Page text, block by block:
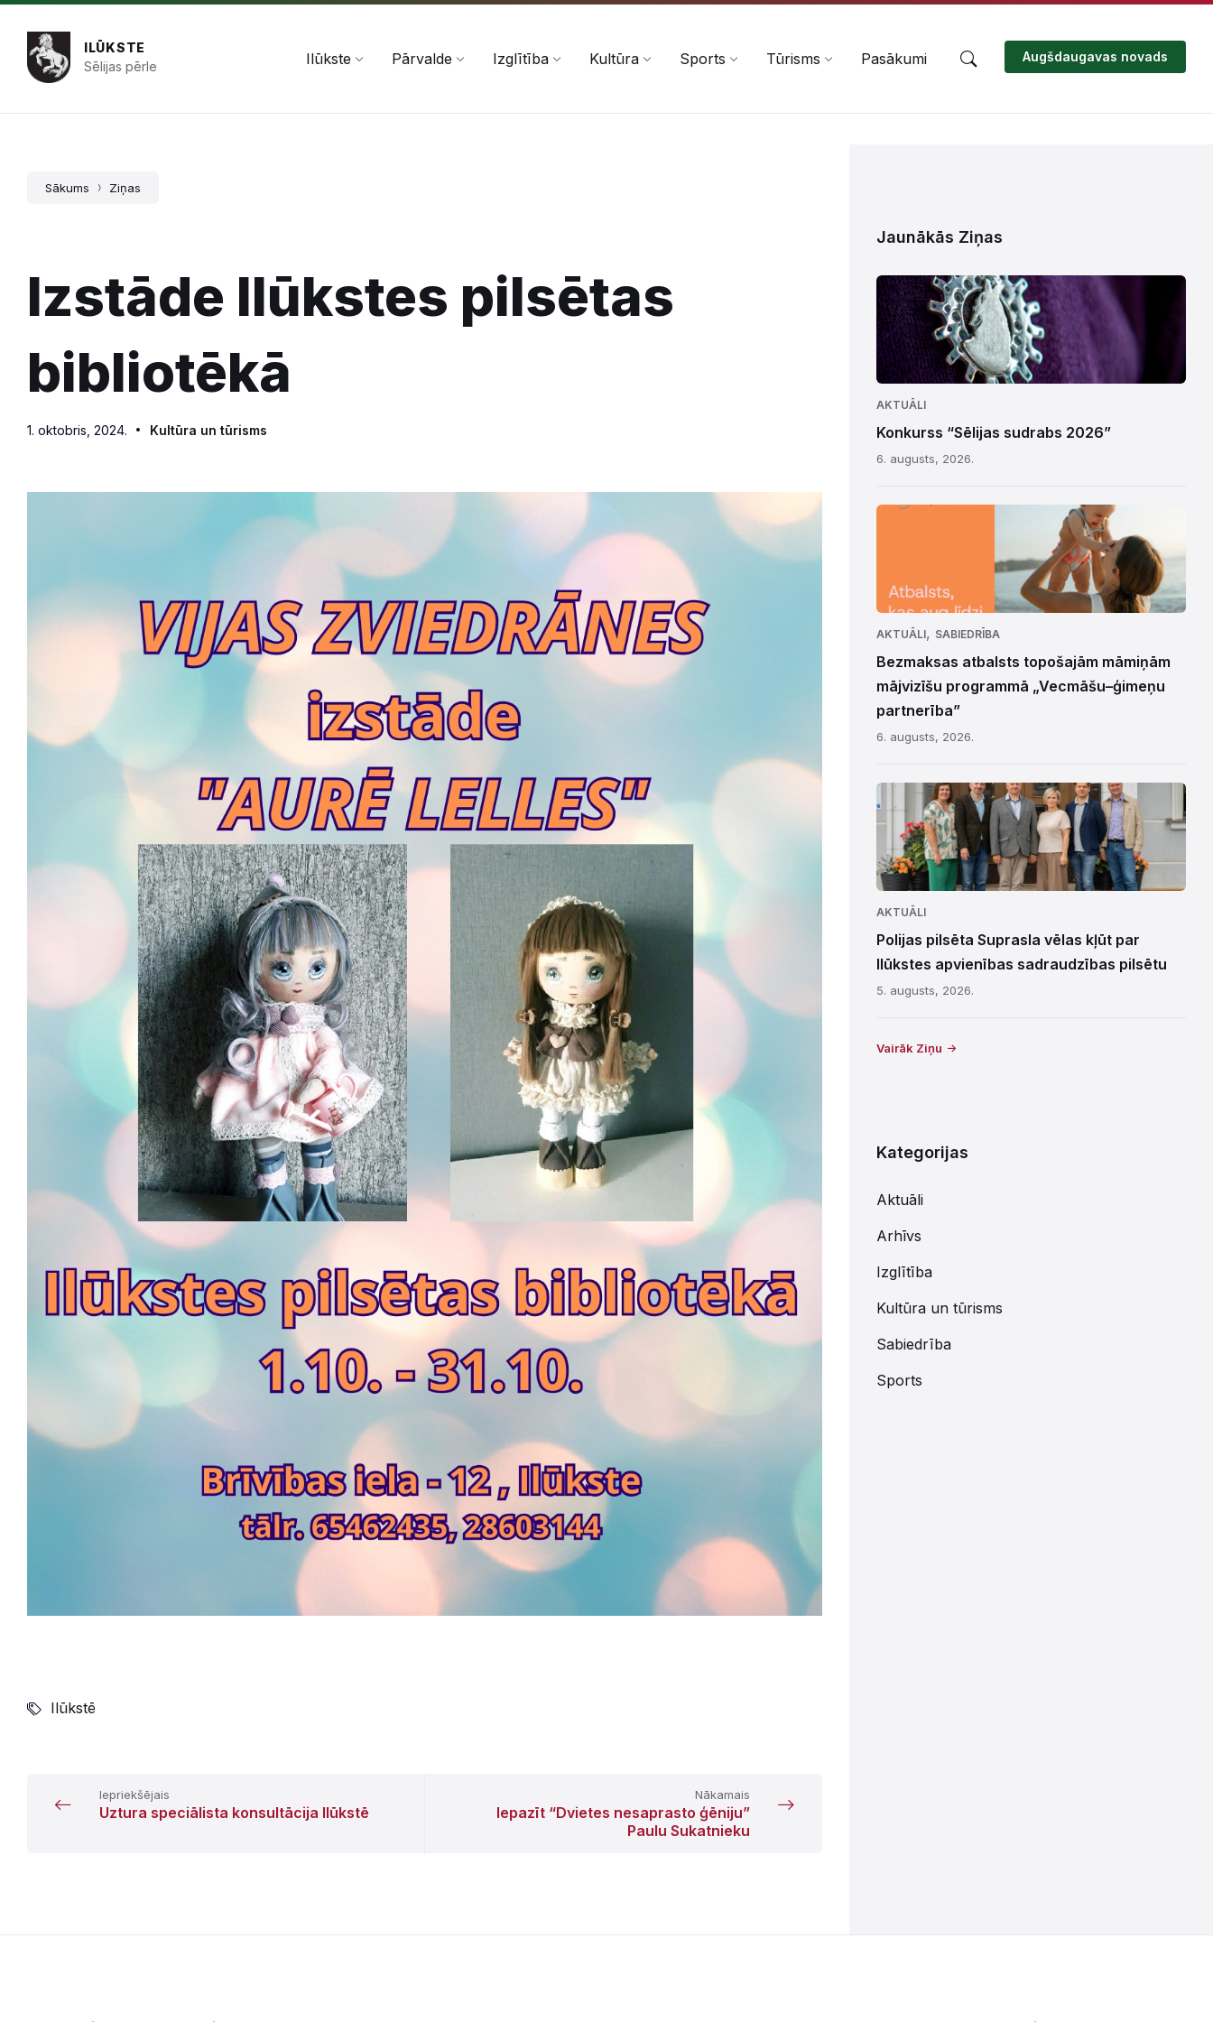
Pāriet
saturu
Skip
navigation
Skip
footer
ILŪKSTE
Sēlijas pērle
Ilūkste Pārvalde Izglītība Kultūra Sports Tūrisms Pasākumi Augšdaugavas novads
Sākums Ziņas
Izstāde Ilūkstes pilsētas
bibliotēkā
1. oktobris, 2024. Kultūra un tūrisms
Ilūkstē
Iepriekšējais
Uztura speciālista konsultācija Ilūkstē
Nākamais
Iepazīt “Dvietes nesaprasto ģēniju”
Paulu Sukatnieku
Jaunākās Ziņas
AKTUĀLI
Konkurss “Sēlijas sudrabs 2026”
6. augusts, 2026.
AKTUĀLI, SABIEDRĪBA
Bezmaksas atbalsts topošajām māmiņām
mājvizīšu programmā „Vecmāšu–ģimeņu
partnerība”
6. augusts, 2026.
AKTUĀLI
Polijas pilsēta Suprasla vēlas kļūt par
Ilūkstes apvienības sadraudzības pilsētu
5. augusts, 2026.
Vairāk Ziņu
Kategorijas
Aktuāli
Arhīvs
Izglītība
Kultūra un tūrisms
Sabiedrība
Sports